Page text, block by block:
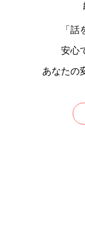
「
安心
あなたの